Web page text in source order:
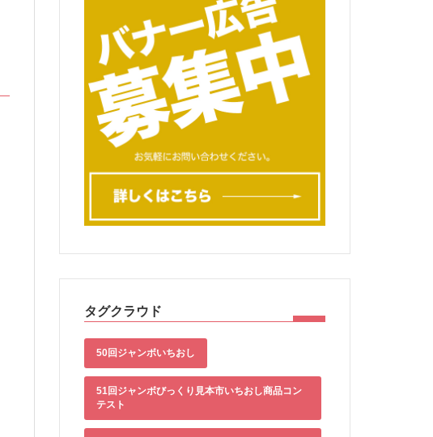
タグクラウド
50回ジャンボいちおし
51回ジャンボびっくり見本市いちおし商品コン
テスト